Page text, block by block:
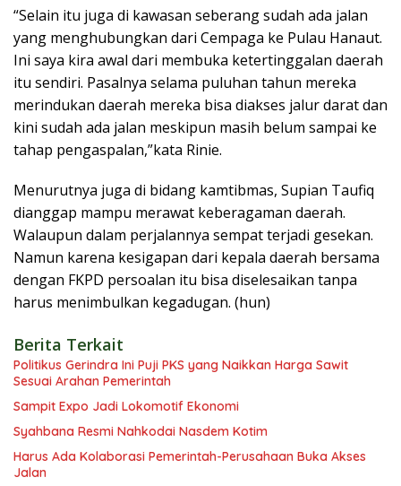
“Selain itu juga di kawasan seberang sudah ada jalan
yang menghubungkan dari Cempaga ke Pulau Hanaut.
Ini saya kira awal dari membuka ketertinggalan daerah
itu sendiri. Pasalnya selama puluhan tahun mereka
merindukan daerah mereka bisa diakses jalur darat dan
kini sudah ada jalan meskipun masih belum sampai ke
tahap pengaspalan,”kata Rinie.
Menurutnya juga di bidang kamtibmas, Supian Taufiq
dianggap mampu merawat keberagaman daerah.
Walaupun dalam perjalannya sempat terjadi gesekan.
Namun karena kesigapan dari kepala daerah bersama
dengan FKPD persoalan itu bisa diselesaikan tanpa
harus menimbulkan kegadugan. (hun)
Berita Terkait
Politikus Gerindra Ini Puji PKS yang Naikkan Harga Sawit
Sesuai Arahan Pemerintah
Sampit Expo Jadi Lokomotif Ekonomi
Syahbana Resmi Nahkodai Nasdem Kotim
Harus Ada Kolaborasi Pemerintah-Perusahaan Buka Akses
Jalan